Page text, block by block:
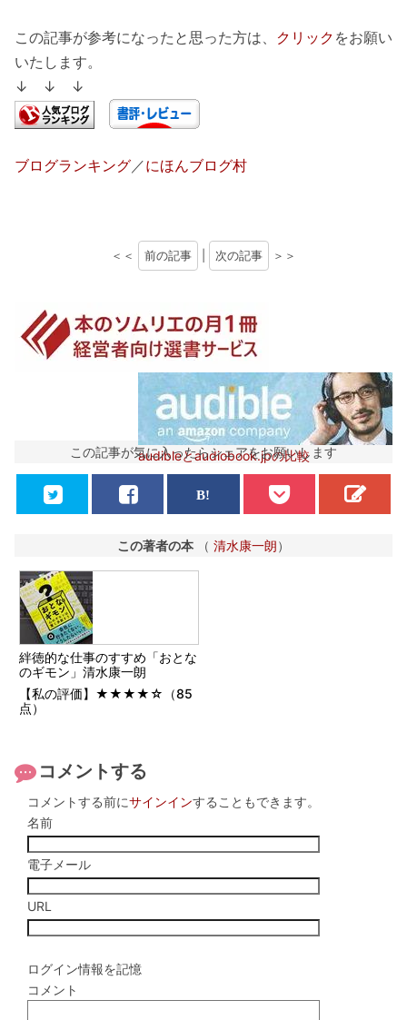
この記事が参考になったと思った方は、 クリック をお願い
いたします。
↓ ↓ ↓
ブログランキング／にほんブログ村
＜＜ 前の記事 次の記事 ＞＞
audibleとaudiobook.jpの比較
この記事が気に入ったらシェアをお願いします
この著者の本 （ 清水康一朗）
絆徳的な仕事のすすめ「おとな
のギモン」清水康一朗
【私の評価】★★★★☆（85
点）
コメントする
コメントする前にサインインすることもできます。
名前
電子メール
URL
ログイン情報を記憶
コメント